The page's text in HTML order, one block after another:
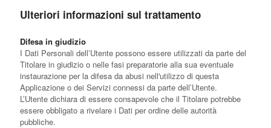
Ulteriori informazioni sul trattamento
Difesa in giudizio
I Dati Personali dell’Utente possono essere utilizzati da parte del
Titolare in giudizio o nelle fasi preparatorie alla sua eventuale
instaurazione per la difesa da abusi nell'utilizzo di questa
Applicazione o dei Servizi connessi da parte dell’Utente.
L’Utente dichiara di essere consapevole che il Titolare potrebbe
essere obbligato a rivelare i Dati per ordine delle autorità
pubbliche.